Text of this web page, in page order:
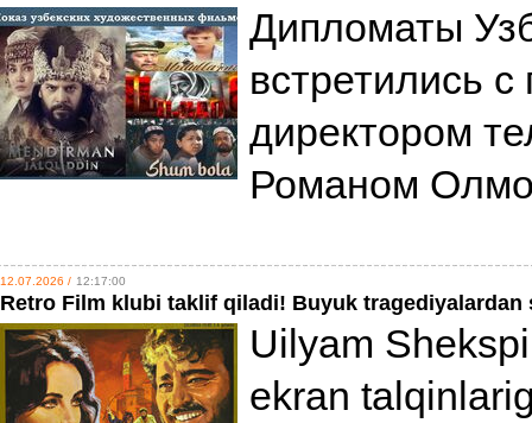
Дипломаты
встретились
директором
Романом
12.07.2026 / 12:17:00
Retro Film klubi taklif qiladi! Buyuk
Uilyam
ekran